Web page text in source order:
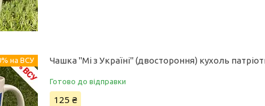
на ВСУ Чашка "Мі з Україні" (двостороння) кухоль
Готово до відправки
125 ₴